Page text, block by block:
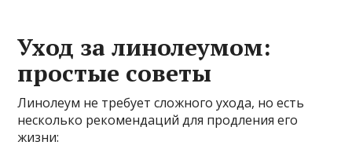
Уход за линолеумом:
простые советы
Линолеум не требует сложного ухода, но есть
несколько рекомендаций для продления его
жизни: